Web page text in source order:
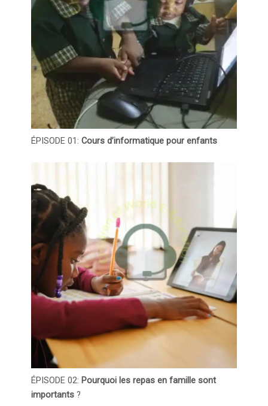
ÉPISODE 01: Cours d’informatique pour enfants
ÉPISODE 02: Pourquoi les repas en famille sont
importants?